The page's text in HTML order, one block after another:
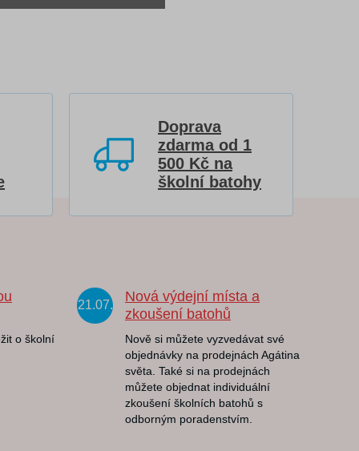
Doprava
zdarma od 1
500 Kč na
školní batohy
o školní
21.07.
Nová výdejní místa a
zkoušení batohů
Nově si můžete vyzvedávat své
objednávky na prodejnách Agátina
světa. Také si na prodejnách
můžete objednat individuální
zkoušení školních batohů s
odborným poradenstvím.